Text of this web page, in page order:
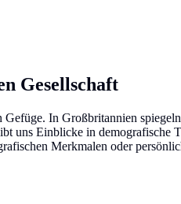
Gesellschaft
In Großbritannien
uns Einblicke in demografische
Merkmalen oder